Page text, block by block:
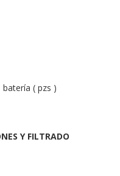
( pzs )
Y FILTRADO